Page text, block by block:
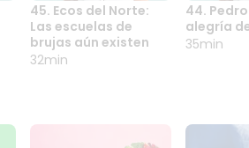
45. ECOS DEL
NORTE: LAS
ESCUELAS DE
44.
45. Ecos del Norte:
Las escuelas de
brujas aún existen
32min
44.
alegría
35min